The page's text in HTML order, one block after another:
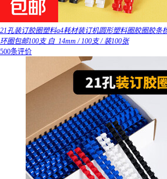
21孔装订胶圈塑料a4耗材装订机圆形塑料圈胶圈胶条
环圈包邮100支 白_14mm / 100支 / 装100张
500条评价